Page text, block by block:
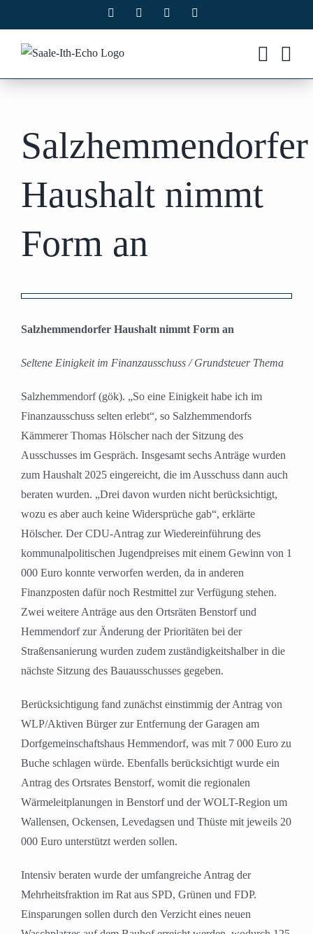
Inhalt
springen
Facebook Instagram
Salzhemmendorfer
Haushalt nimmt
Form an
grösseres
Salzhemmendorfer Haushalt nimmt Form an
Seltene Einigkeit im Finanzausschuss / Grundsteuer Thema
Salzhemmendorf (gök). „So eine Einigkeit habe ich im
Finanzausschuss selten erlebt“, so Salzhemmendorfs
Kämmerer Thomas Hölscher nach der Sitzung des
Ausschusses im Gespräch. Insgesamt sechs Anträge wurden
zum Haushalt 2025 eingereicht, die im Ausschuss dann auch
beraten wurden. „Drei davon wurden nicht berücksichtigt,
wozu es aber auch keine Widersprüche gab“, erklärte
Hölscher. Der CDU-Antrag zur Wiedereinführung des
kommunalpolitischen Jugendpreises mit einem Gewinn von 1
000 Euro konnte verworfen werden, da in anderen
Finanzposten dafür noch Restmittel zur Verfügung stehen.
Zwei weitere Anträge aus den Ortsräten Benstorf und
Hemmendorf zur Änderung der Prioritäten bei der
Straßensanierung wurden zudem zuständigkeitshalber in die
nächste Sitzung des Bauausschusses gegeben.
Berücksichtigung fand zunächst einstimmig der Antrag von
WLP/Aktiven Bürger zur Entfernung der Garagen am
Dorfgemeinschaftshaus Hemmendorf, was mit 7 000 Euro zu
Buche schlagen würde. Ebenfalls berücksichtigt wurde ein
Antrag des Ortsrates Benstorf, womit die regionalen
Wärmeleitplanungen in Benstorf und der WOLT-Region um
Wallensen, Ockensen, Levedagsen und Thüste mit jeweils 20
000 Euro unterstützt werden sollen.
Intensiv beraten wurde der umfangreiche Antrag der
Mehrheitsfraktion im Rat aus SPD, Grünen und FDP.
Einsparungen sollen durch den Verzicht eines neuen